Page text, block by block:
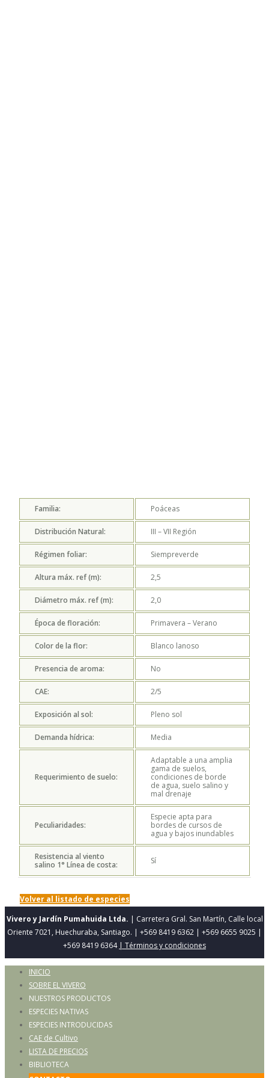
Familia: Poáceas
Distribución Natural: III – VII Región
Régimen foliar: Siempreverde
Altura máx. ref (m): 2,5
Diámetro máx. ref (m): 2,0
Época de floración: Primavera – Verano
Color de la flor: Blanco lanoso
Presencia de aroma: No
CAE: 2/5
Exposición al sol: Pleno sol
Demanda hídrica: Media
Requerimiento de suelo:
Adaptable a una amplia
gama de suelos,
condiciones de borde
de agua, suelo salino y
mal drenaje
Peculiaridades:
Especie apta para
bordes de cursos de
agua y bajos inundables
Resistencia al viento
salino 1° Línea de costa:
Sí
Volver al listado de especies
Vivero y Jardín Pumahuida Ltda. | Carretera Gral. San Martín, Calle local
Oriente 7021, Huechuraba, Santiago. | +569 8419 6362 | +569 6655 9025 |
+569 8419 6364 | Términos y condiciones
INICIO
SOBRE EL VIVERO
NUESTROS PRODUCTOS
ESPECIES NATIVAS
ESPECIES INTRODUCIDAS
CAE de Cultivo
LISTA DE PRECIOS
BIBLIOTECA